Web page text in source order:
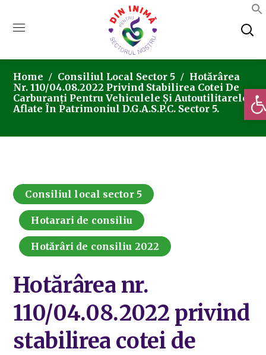
Home Consiliul Local Sector 5
Hotărârea
Nr. 110/04.08.2022 Privind Stabilirea Cotei De
Carburanți Pentru Vehiculele Și Autoutilitarele
Aflate În Patrimoniul D.G.A.S.P.C. Sector 5.
Consiliul local sector 5
Hotarari de consiliu
Hotărâri de consiliu 2022
Hotărârea nr.
110/04.08.2022 privind
stabilirea cotei de